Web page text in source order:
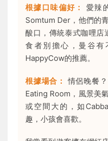
根據口味偏好：
愛辣
Somtum Der，他們的
酸口，傳統泰式咖哩
食者別擔心，曼谷
HappyCow的推薦。
根據場合： 情侶晚餐
Eating Room，風景美
或空間大的，如
趣，小孩會喜歡。